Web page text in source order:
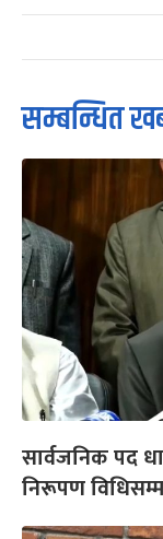
सम्बन्धित
सार्वजनिक पद
निरूपण